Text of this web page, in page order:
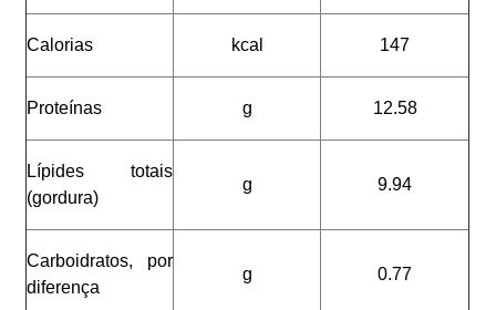
Calorias kcal 147
Proteínas g 12.58
Lípides totais
(gordura)
g 9.94
Carboidratos, por
diferença
g 0.77